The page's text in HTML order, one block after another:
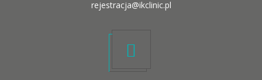
rejestracja@ikclinic.pl